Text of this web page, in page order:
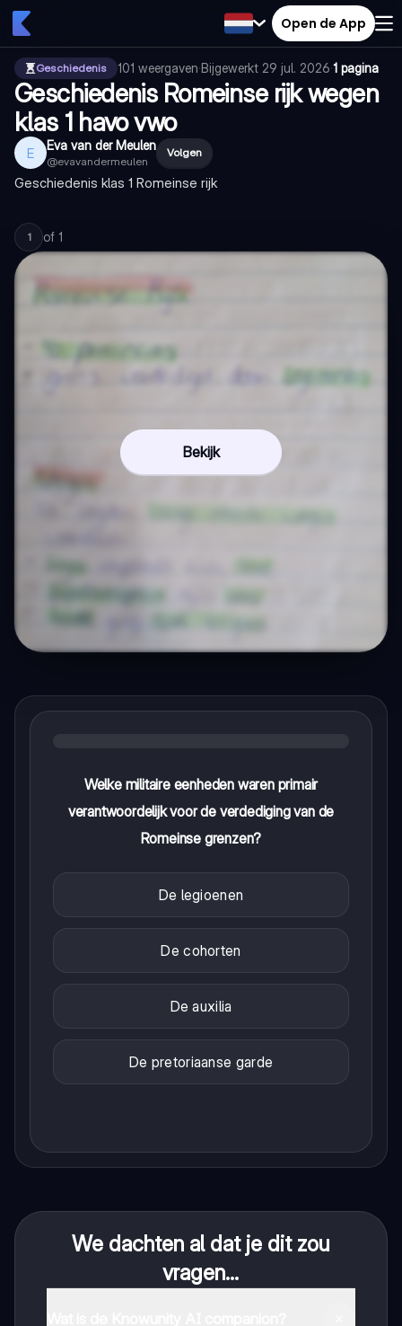
Open de App
Geschiedenis 101 weergaven·Bijgewerkt 29 jul. 2026·1 pagina
Geschiedenis Romeinse rijk wegen
klas 1 havo vwo
E Eva van der Meulen
@evavandermeulen
Volgen
Geschiedenis klas 1 Romeinse rijk
1 of 1
Bekijk
Welke militaire eenheden waren primair
verantwoordelijk voor de verdediging van de
Romeinse grenzen?
De legioenen
De cohorten
De auxilia
De pretoriaanse garde
We dachten al dat je dit zou
vragen...